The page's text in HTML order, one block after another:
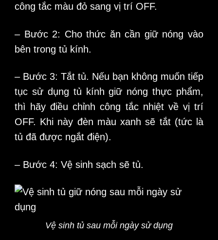
công tắc màu đỏ sang vị trí OFF.
– Bước 2: Cho thức ăn cần giữ nóng vào
bên trong tủ kính.
– Bước 3: Tắt tủ. Nếu bạn không muốn tiếp
tục sử dụng tủ kính giữ nóng thực phẩm,
thì hãy điều chỉnh công tắc nhiệt về vị trí
OFF. Khi này đèn màu xanh sẽ tắt (tức là
tủ đã được ngắt điện).
– Bước 4: Vệ sinh sạch sẽ tủ.
Vệ sinh tủ sau mỗi ngày sử dụng